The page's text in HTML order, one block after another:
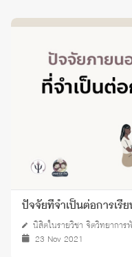
ปัจจัยที่จำเป็นต่อการเรี
นิสิตในรายวิชา จิตวิทยากา
23 Nov 2021